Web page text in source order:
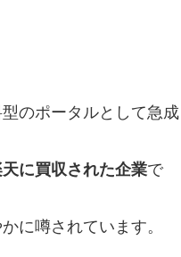
のポータルとして急成
に買収された企業で
に噂されています。